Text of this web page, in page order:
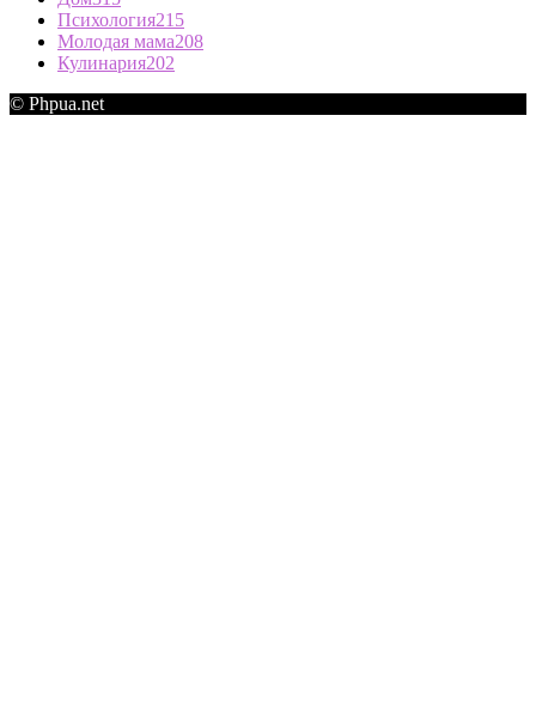
Психология215
Молодая мама208
Кулинария202
© Phpua.net